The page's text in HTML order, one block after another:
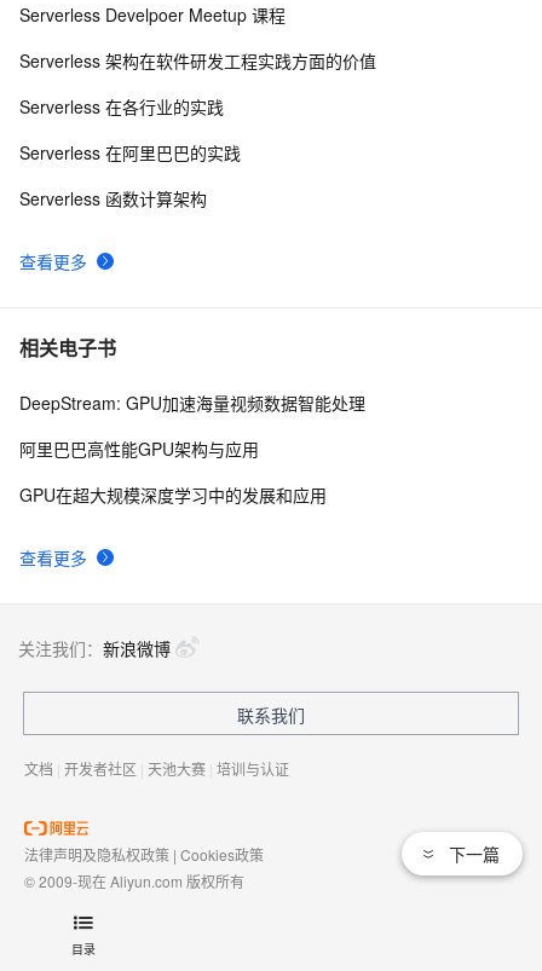
目录
查看更多
Serverless Develpoer Meetup 课程
Serverless 架构在软件研发工程实践方面的价值
Serverless 在各行业的实践
Serverless 在阿里巴巴的实践
Serverless 函数计算架构
相关电子书
查看更多
DeepStream: GPU加速海量视频数据智能处理
阿里巴巴高性能GPU架构与应用
GPU在超大规模深度学习中的发展和应用
下一篇
关注我们： 新浪微博
联系我们
文档 | 开发者社区 | 天池大赛 | 培训与认证
法律声明及隐私权政策 | Cookies政策
© 2009-现在 Aliyun.com 版权所有
域名注册服务机构许可：